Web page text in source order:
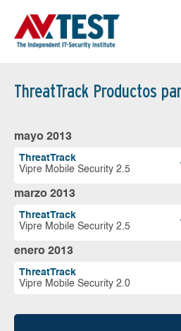
ThreatTrack Productos
mayo 2013
ThreatTrack
Vipre Mobile Security 2.5
marzo 2013
ThreatTrack
Vipre Mobile Security 2.5
enero 2013
ThreatTrack
Vipre Mobile Security 2.0